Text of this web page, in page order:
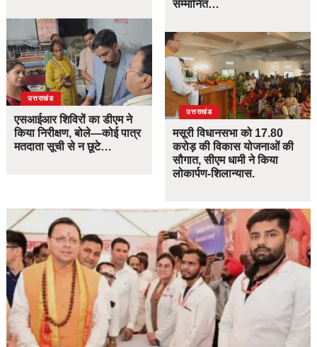
उत्तराखंड
एसआईआर शिविरों का डीएम ने
किया निरीक्षण, बोले—कोई पात्र
मतदाता सूची से न छूटे…
सम्मानित…
उत्तराखंड
मसूरी विधानसभा को 17.80
करोड़ की विकास योजनाओं की
सौगात, सीएम धामी ने किया
लोकार्पण-शिलान्यास.